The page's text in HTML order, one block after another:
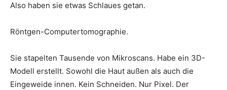
Also haben sie etwas Schlaues getan.
Röntgen-Computertomographie.
Sie stapelten Tausende von Mikroscans. Habe ein 3D-
Modell erstellt. Sowohl die Haut außen als auch die
Eingeweide innen. Kein Schneiden. Nur Pixel. Der